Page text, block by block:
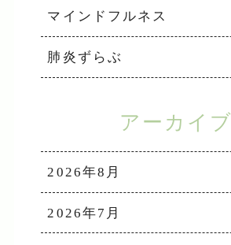
マインドフルネス
肺炎ずらぶ
アーカイブ
2026年8月
2026年7月